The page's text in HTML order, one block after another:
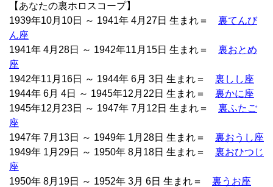
【あなたの裏ホロスコープ】
1939年10月10日 ～ 1941年 4月27日 生まれ＝ 裏てんび
ん座
1941年 4月28日 ～ 1942年11月15日 生まれ＝ 裏おとめ
座
1942年11月16日 ～ 1944年 6月 3日 生まれ＝ 裏しし座
1944年 6月 4日 ～ 1945年12月22日 生まれ＝ 裏かに座
1945年12月23日 ～ 1947年 7月12日 生まれ＝ 裏ふたご
座
1947年 7月13日 ～ 1949年 1月28日 生まれ＝ 裏おうし座
1949年 1月29日 ～ 1950年 8月18日 生まれ＝ 裏おひつじ
座
1950年 8月19日 ～ 1952年 3月 6日 生まれ＝ 裏うお座